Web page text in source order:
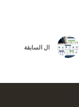
ال السابقة